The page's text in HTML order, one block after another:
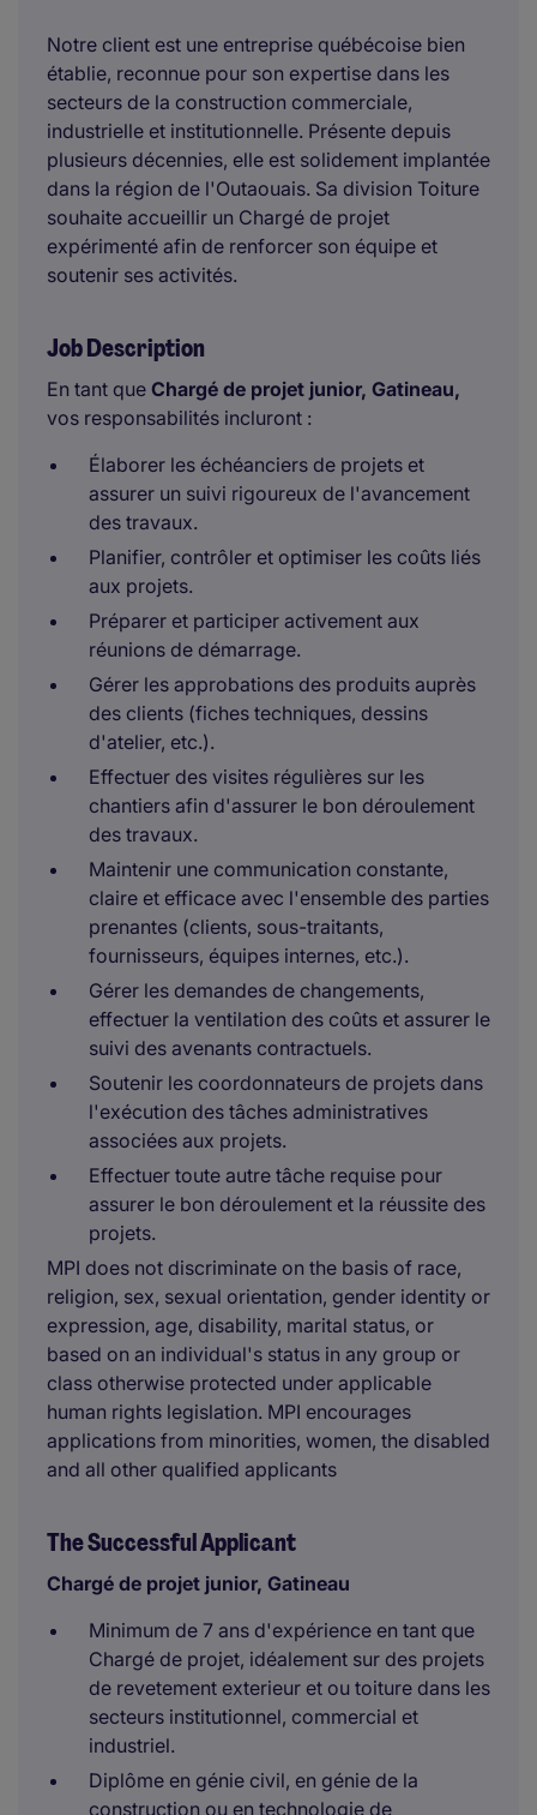
Notre client est une entreprise québécoise bien
établie, reconnue pour son expertise dans les
secteurs de la construction commerciale,
industrielle et institutionnelle. Présente depuis
plusieurs décennies, elle est solidement implantée
dans la région de l'Outaouais. Sa division Toiture
souhaite accueillir un Chargé de projet
expérimenté afin de renforcer son équipe et
soutenir ses activités.
Job Description
En tant que Chargé de projet junior, Gatineau,
vos responsabilités incluront :
Élaborer les échéanciers de projets et
assurer un suivi rigoureux de l'avancement
des travaux.
Planifier, contrôler et optimiser les coûts liés
aux projets.
Préparer et participer activement aux
réunions de démarrage.
Gérer les approbations des produits auprès
des clients (fiches techniques, dessins
d'atelier, etc.).
Effectuer des visites régulières sur les
chantiers afin d'assurer le bon déroulement
des travaux.
Maintenir une communication constante,
claire et efficace avec l'ensemble des parties
prenantes (clients, sous-traitants,
fournisseurs, équipes internes, etc.).
Gérer les demandes de changements,
effectuer la ventilation des coûts et assurer le
suivi des avenants contractuels.
Soutenir les coordonnateurs de projets dans
l'exécution des tâches administratives
associées aux projets.
Effectuer toute autre tâche requise pour
assurer le bon déroulement et la réussite des
projets.
MPI does not discriminate on the basis of race,
religion, sex, sexual orientation, gender identity or
expression, age, disability, marital status, or
based on an individual's status in any group or
class otherwise protected under applicable
human rights legislation. MPI encourages
applications from minorities, women, the disabled
and all other qualified applicants
The Successful Applicant
Chargé de projet junior, Gatineau
Minimum de 7 ans d'expérience en tant que
Chargé de projet, idéalement sur des projets
de revetement exterieur et ou toiture dans les
secteurs institutionnel, commercial et
industriel.
Diplôme en génie civil, en génie de la
construction ou en technologie de